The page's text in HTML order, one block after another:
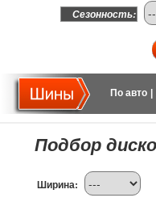
Сезонность:
По авто
Подбор
Ширина: